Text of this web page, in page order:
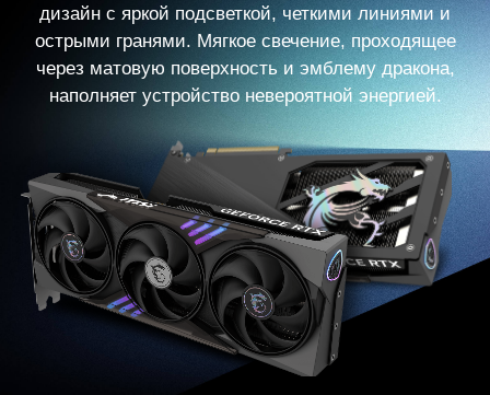
дизайн с яркой подсветкой, четкими линиями и
острыми гранями. Мягкое свечение, проходящее
через матовую поверхность и эмблему дракона,
наполняет устройство невероятной энергией.